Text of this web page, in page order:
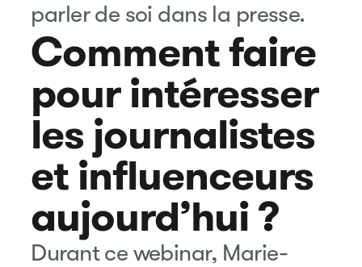
parler de soi dans la presse.
Comment faire
pour intéresser
les journalistes
et influenceurs
aujourd’hui ?
Durant ce webinar, Marie-